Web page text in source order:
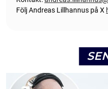
Följ Andreas Lillhannus på X